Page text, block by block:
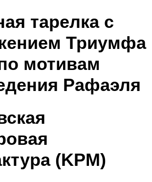
тарелка с
Триумфа
мотивам
Рафаэля
(KPM)